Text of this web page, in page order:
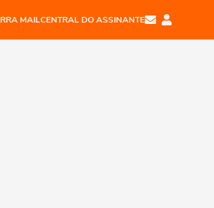
MAILCENTRAL DO ASSINANTE